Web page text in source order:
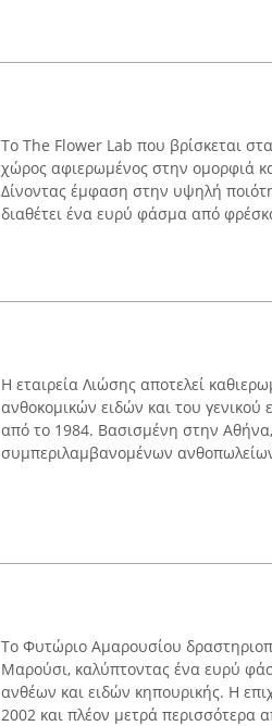
Το The Flower Lab που βρίσκεται
χώρος αφιερωμένος στην ομορφιά
Δίνοντας έμφαση στην υψηλή
διαθέτει ένα ευρύ φάσμα από
Η εταιρεία Λιώσης αποτελεί
ανθοκομικών ειδών και του γενικού
από το 1984. Βασισμένη στην
συμπεριλαμβανομένων
Το Φυτώριο Αμαρουσίου
Μαρούσι, καλύπτοντας ένα ευρύ
ανθέων και ειδών κηπουρικής. Η
2002 και πλέον μετρά περισσότερα